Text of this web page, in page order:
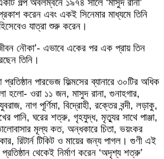
গল্প অবলম্বনে ১৯৭৪ সালে ‘মাসুদ রানা’
করেন এবং একই সিনেমার মাধ্যমে তিনি
যাত্রা শুরু করেন।
নৌকা’- এভাবে একের পর এক প্রায় তিন
তিনি।
পারভেজ ফিল্মসের ব্যানারে ৩০টির অধিক
হলো- ওরা ১১ জন, মাসুদ রানা, গুনাহগার,
নাগ পূর্ণিমা, বিদ্রোহী, রক্তের বন্দী, লড়াকু,
পানি, ঘরের শত্রু, গৃহযুদ্ধ, মৃত্যুর সাথে পাঞ্জা,
মূল্য কত, অন্ধকারে চিতা, ভয়ংকর
রিটার্ন টিকিট ও মায়ের জন্য পাগল। গুণী এই
থেকেই নির্মাণ করেন ‘অদৃশ্য শত্রু’